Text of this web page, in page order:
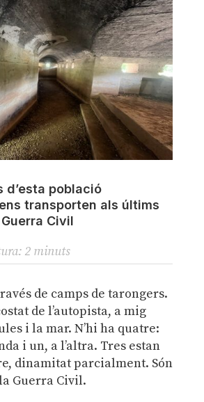
d’esta població
transporten als últims
Civil
2 minuts
de camps de tarongers.
de l’autopista, a mig
i la mar. N’hi ha quatre:
i un, a l’altra. Tres estan
dinamitat parcialment. Són
Guerra Civil.